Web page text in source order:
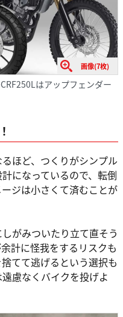
画像(7枚)
はアップフェンダー
ほど、つくりがシンプル
になっているので、転倒
ジは小さくて済むことが
がみついたり立て直そう
計に怪我をするリスクも
てて逃げるという選択も
慮なくバイクを投げよ